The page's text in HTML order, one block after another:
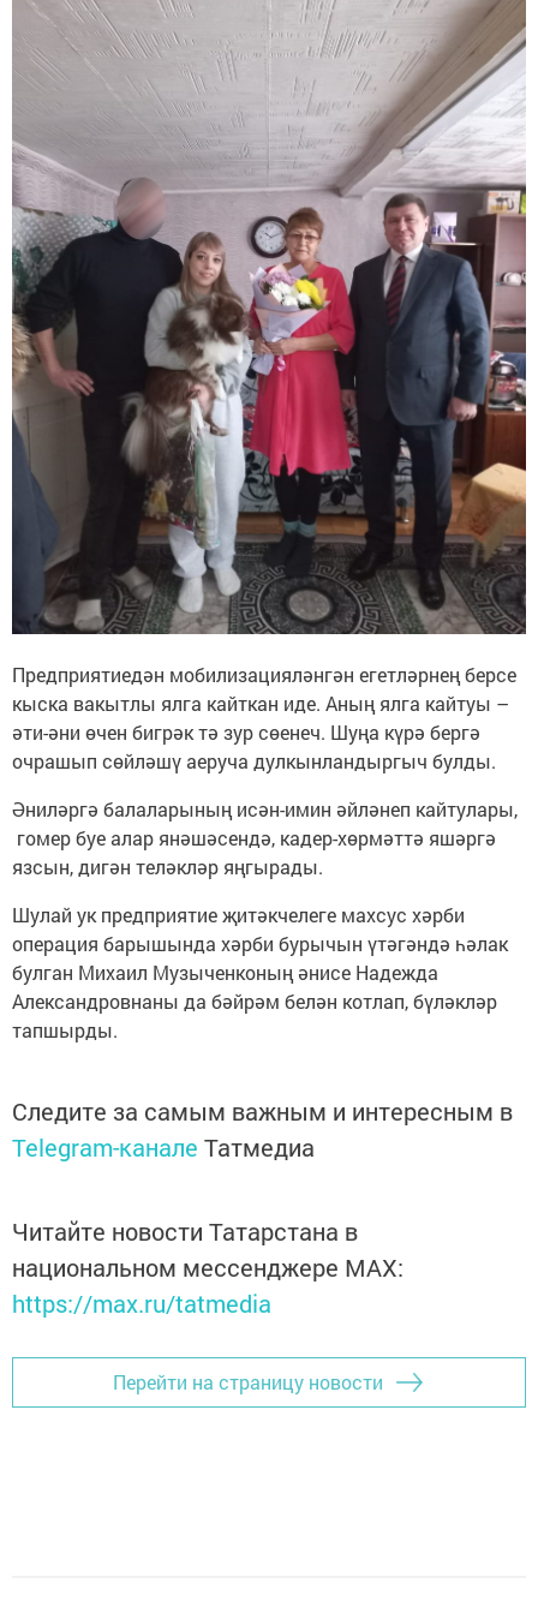
Предприятиедән мобилизацияләнгән егетләрнең берсе
кыска вакытлы ялга кайткан иде. Аның ялга кайтуы –
әти-әни өчен бигрәк тә зур сөенеч. Шуңа күрә бергә
очрашып сөйләшү аеруча дулкынландыргыч булды.
Әниләргә балаларының исән-имин әйләнеп кайтулары,
гомер буе алар янәшәсендә, кадер-хөрмәттә яшәргә
язсын, дигән теләкләр яңгырады.
Шулай ук предприятие җитәкчелеге махсус хәрби
операция барышында хәрби бурычын үтәгәндә һәлак
булган Михаил Музыченконың әнисе Надежда
Александровнаны да бәйрәм белән котлап, бүләкләр
тапшырды.
Следите за самым важным и интересным в
Telegram-канале Татмедиа
Читайте новости Татарстана в
национальном мессенджере MАХ:
https://max.ru/tatmedia
Перейти на страницу новости